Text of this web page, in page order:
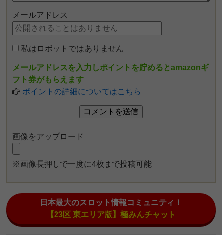
メールアドレス
私はロボットではありません
メールアドレスを入力しポイントを貯めるとamazonギ
フト券がもらえます
ポイントの詳細についてはこちら
画像をアップロード
※画像長押しで一度に4枚まで投稿可能
日本最大のスロット情報コミュニティ！
【23区 東エリア版】極みんチャット